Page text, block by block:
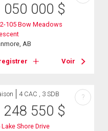
050 000 $
105 Bow Meadows
AB
Voir
4 CAC , 3 SDB
248 550 $
Lake Shore Drive
?